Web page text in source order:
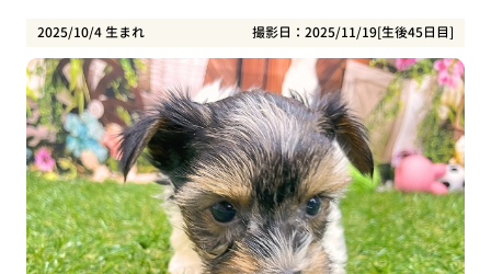
2025/10/4 生まれ 撮影日：2025/11/19[生後45日目]